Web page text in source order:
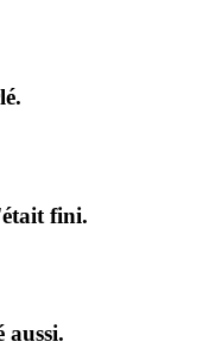
fini.
aussi.